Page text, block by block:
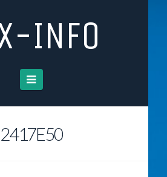
INFO
Navigation
2417E50